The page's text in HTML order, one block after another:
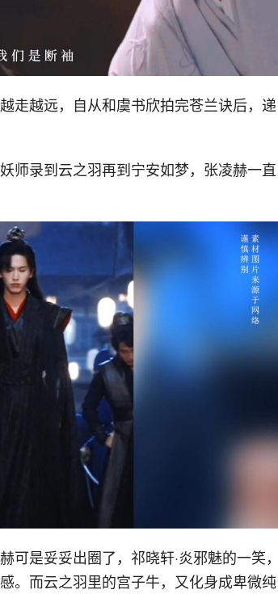
走越远，自从和虞书欣拍完苍兰诀后，递
师录到云之羽再到宁安如梦，张凌赫一直
是妥妥出圈了，祁晓轩·炎邪魅的一笑，
。而云之羽里的宫子牛，又化身成卑微纯